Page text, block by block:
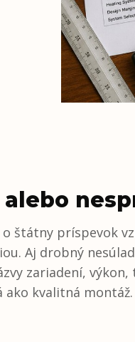
o štátny príspevok
Aj drobný
zariadení,
ako kvalitná montáž.